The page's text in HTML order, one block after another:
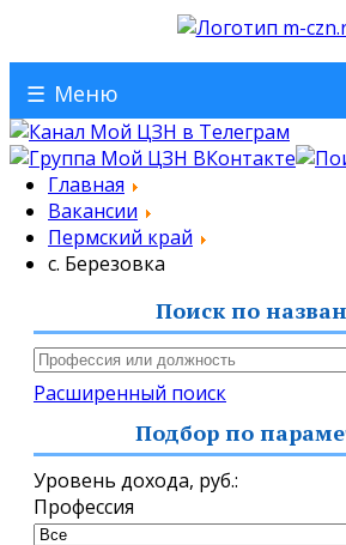
☰ Меню
Главная
Вакансии
Пермский край
с. Березовка
Поиск по
Расширенный поиск
Подбор по
Уровень дохода, руб.:
Профессия